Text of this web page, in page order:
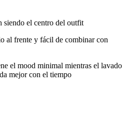
siendo el centro del outfit
al frente y fácil de combinar con
el mood minimal mientras el lavado
mejor con el tiempo